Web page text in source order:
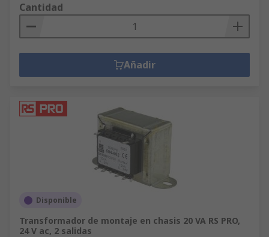
Cantidad
Añadir
Disponible
Transformador de montaje en chasis 20 VA RS PRO,
24 V ac, 2 salidas